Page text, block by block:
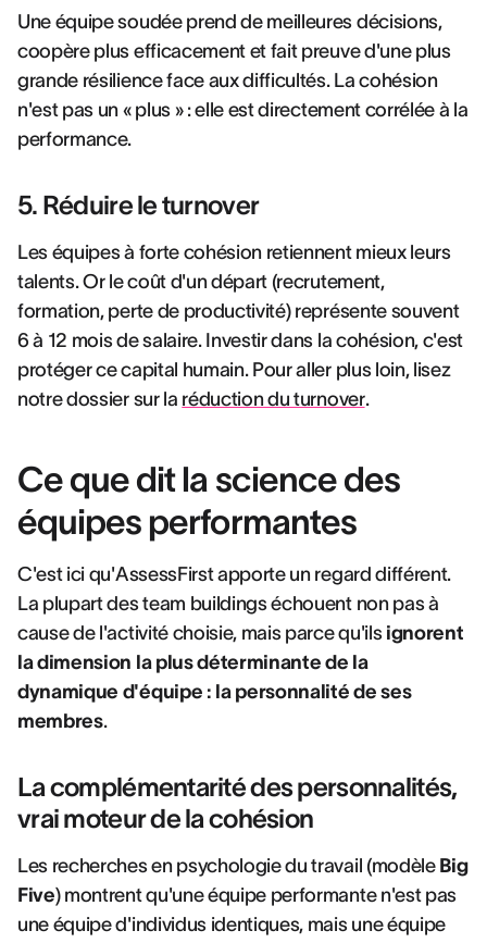
Une équipe soudée prend de meilleures décisions,
coopère plus efficacement et fait preuve d'une plus
grande résilience face aux difficultés. La cohésion
n'est pas un « plus » : elle est directement corrélée à la
performance.
5. Réduire le turnover
Les équipes à forte cohésion retiennent mieux leurs
talents. Or le coût d'un départ (recrutement,
formation, perte de productivité) représente souvent
6 à 12 mois de salaire. Investir dans la cohésion, c'est
protéger ce capital humain. Pour aller plus loin, lisez
notre dossier sur la réduction du turnover.
Ce que dit la science des
équipes performantes
C'est ici qu'AssessFirst apporte un regard différent.
La plupart des team buildings échouent non pas à
cause de l'activité choisie, mais parce qu'ils ignorent
la dimension la plus déterminante de la
dynamique d'équipe : la personnalité de ses
membres.
La complémentarité des personnalités,
vrai moteur de la cohésion
Les recherches en psychologie du travail (modèle Big
Five) montrent qu'une équipe performante n'est pas
une équipe d'individus identiques, mais une équipe